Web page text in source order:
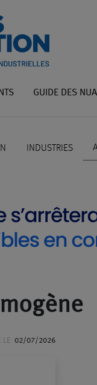
GUIDE DES
INDUSTRIES
LE 02/07/2026